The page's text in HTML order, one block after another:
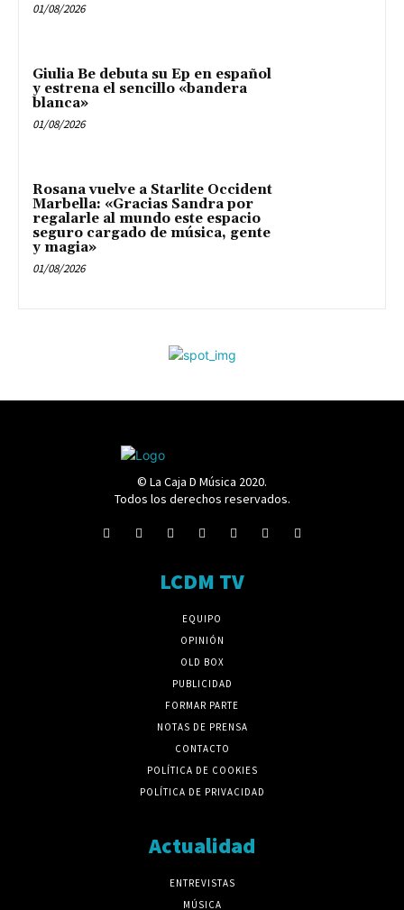
01/08/2026
Giulia Be debuta su Ep en español
y estrena el sencillo «bandera
blanca»
01/08/2026
Rosana vuelve a Starlite Occident
Marbella: «Gracias Sandra por
regalarle al mundo este espacio
seguro cargado de música, gente
y magia»
01/08/2026
© La Caja D Música 2020.
Todos los derechos reservados.
LCDM TV
EQUIPO
OPINIÓN
OLD BOX
PUBLICIDAD
FORMAR PARTE
NOTAS DE PRENSA
CONTACTO
POLÍTICA DE COOKIES
POLÍTICA DE PRIVACIDAD
Actualidad
ENTREVISTAS
MÚSICA